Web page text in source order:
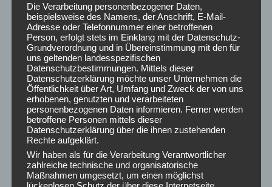
Juli 2026
Juni 2026
Mai 2026
April 2026
März 2026
Februar 2026
Januar 2026
Dezember 2025
November 2025
Oktober 2025
September 2025
August 2025
Juli 2025
Die Verarbeitung personenbezogener Daten,
beispielsweise des Namens, der Anschrift, E-Mail-
Adresse oder Telefonnummer einer betroffenen
Person, erfolgt stets im Einklang mit der Datenschutz-
Grundverordnung und in Übereinstimmung mit den für
uns geltenden landesspezifischen
Datenschutzbestimmungen. Mittels dieser
Datenschutzerklärung möchte unser Unternehmen die
Öffentlichkeit über Art, Umfang und Zweck der von uns
erhobenen, genutzten und verarbeiteten
personenbezogenen Daten informieren. Ferner werden
betroffene Personen mittels dieser
Datenschutzerklärung über die ihnen zustehenden
Rechte aufgeklärt.
Wir haben als für die Verarbeitung Verantwortlicher
zahlreiche technische und organisatorische
Maßnahmen umgesetzt, um einen möglichst